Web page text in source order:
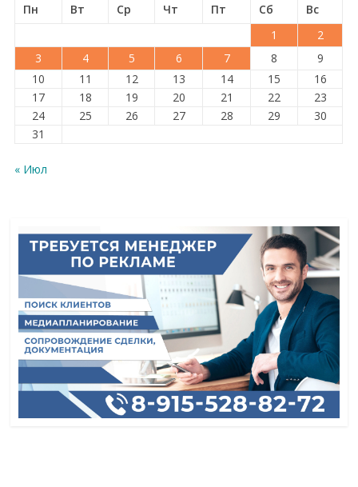
Пн
Вт Ср Чт Пт Сб
Вс
1
2
3
4 5 6 7 8
9
10
11 12 13 14 15
16
17
18 19 20 21 22
23
24
25 26 27 28 29
30
31
« Июл